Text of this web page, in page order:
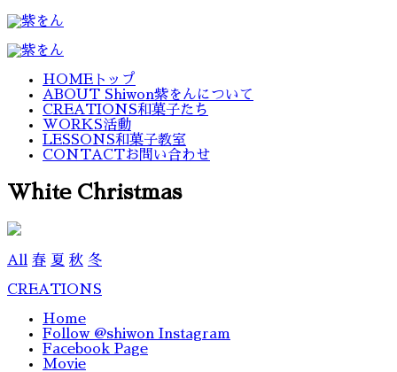
HOME トップ
ABOUT Shiwon紫をんについて
CREATIONS和菓子たち
WORKS活動
LESSONS和菓子教室
CONTACTお問い合わせ
White Christmas
All 春 夏 秋 冬
CREATIONS
Home
Follow @shiwon Instagram
Facebook Page
Movie